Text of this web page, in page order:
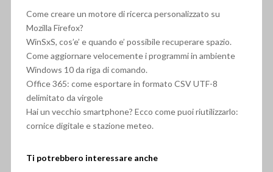
Come creare un motore di ricerca personalizzato su
Mozilla Firefox?
WinSxS, cos’e’ e quando e’ possibile recuperare spazio.
Come aggiornare velocemente i programmi in ambiente
Windows 10 da riga di comando.
Office 365: come esportare in formato CSV UTF-8
delimitato da virgole
Hai un vecchio smartphone? Ecco come puoi riutilizzarlo:
cornice digitale e stazione meteo.
Ti potrebbero interessare anche